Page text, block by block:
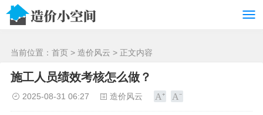
当前位置： 首页 > 造价风云 > 正文内容
施工人员绩效考核怎么做？
2025-08-31 06:27 造价风云